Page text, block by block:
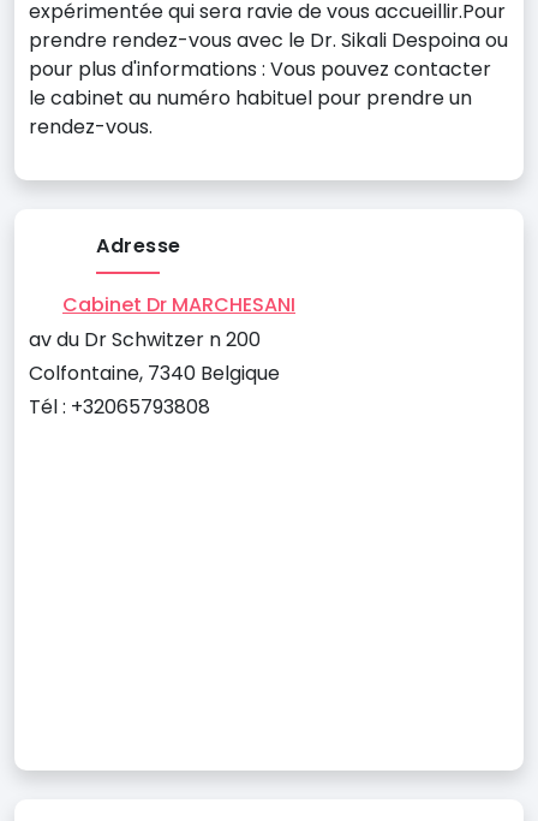
expérimentée qui sera ravie de vous accueillir.Pour
prendre rendez-vous avec le Dr. Sikali Despoina ou
pour plus d'informations : Vous pouvez contacter
le cabinet au numéro habituel pour prendre un
rendez-vous.
Adresse
Cabinet Dr MARCHESANI
av du Dr Schwitzer n 200
Colfontaine, 7340 Belgique
Tél : +32065793808